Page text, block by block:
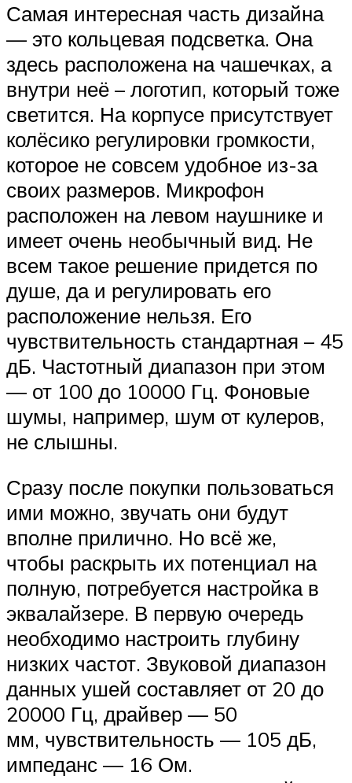
Самая интересная часть дизайна
— это кольцевая подсветка. Она
здесь расположена на чашечках, а
внутри неё – логотип, который тоже
светится. На корпусе присутствует
колёсико регулировки громкости,
которое не совсем удобное из-за
своих размеров. Микрофон
расположен на левом наушнике и
имеет очень необычный вид. Не
всем такое решение придется по
душе, да и регулировать его
расположение нельзя. Его
чувствительность стандартная – 45
дБ. Частотный диапазон при этом
— от 100 до 10000 Гц. Фоновые
шумы, например, шум от кулеров,
не слышны.
Сразу после покупки пользоваться
ими можно, звучать они будут
вполне прилично. Но всё же,
чтобы раскрыть их потенциал на
полную, потребуется настройка в
эквалайзере. В первую очередь
необходимо настроить глубину
низких частот. Звуковой диапазон
данных ушей составляет от 20 до
20000 Гц, драйвер — 50
мм, чувствительность — 105 дБ,
импеданс — 16 Ом.